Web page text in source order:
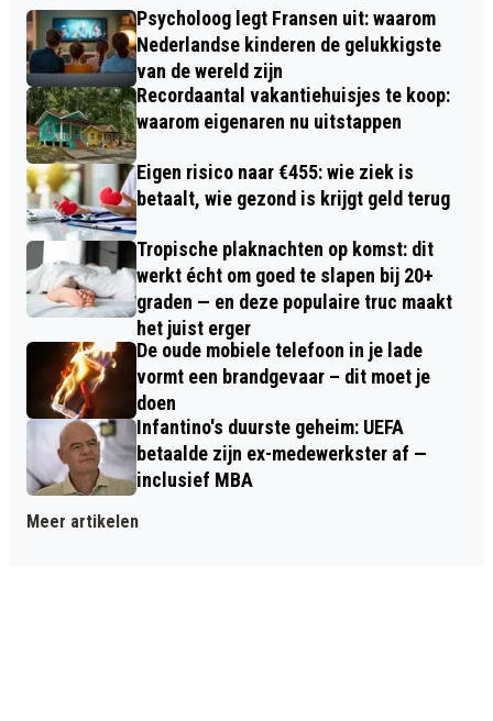
Psycholoog legt Fransen uit: waarom
Nederlandse kinderen de gelukkigste
van de wereld zijn
Recordaantal vakantiehuisjes te koop:
waarom eigenaren nu uitstappen
Eigen risico naar €455: wie ziek is
betaalt, wie gezond is krijgt geld terug
Tropische plaknachten op komst: dit
werkt écht om goed te slapen bij 20+
graden — en deze populaire truc maakt
het juist erger
De oude mobiele telefoon in je lade
vormt een brandgevaar – dit moet je
doen
Infantino's duurste geheim: UEFA
betaalde zijn ex-medewerkster af —
inclusief MBA
Meer artikelen